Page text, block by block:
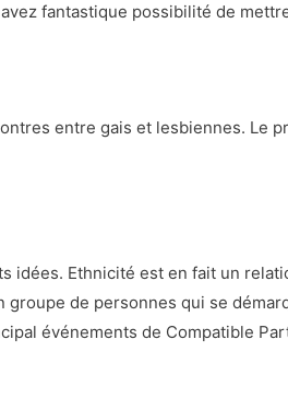
fantastique possibilité de
entre gais et lesbiennes. Le
idées. Ethnicité est en fait un
de personnes qui se
événements de Compatible